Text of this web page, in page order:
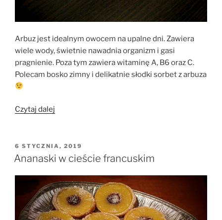
Arbuz jest idealnym owocem na upalne dni. Zawiera
wiele wody, świetnie nawadnia organizm i gasi
pragnienie. Poza tym zawiera witaminę A, B6 oraz C.
Polecam bosko zimny i delikatnie słodki sorbet z arbuza
Czytaj dalej
OPUBLIKOWANE
W
6 STYCZNIA, 2019
Ananaski w cieście francuskim